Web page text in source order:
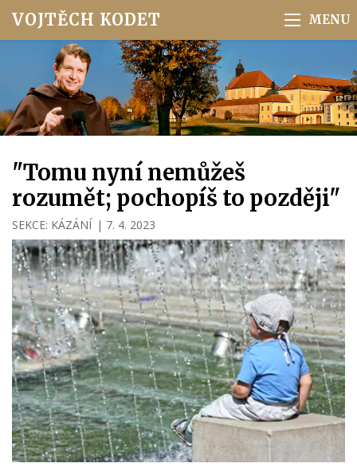
VOJTĚCH KODET
"Tomu nyní nemůžeš
rozumět; pochopíš to později"
SEKCE: KÁZÁNÍ | 7. 4. 2023